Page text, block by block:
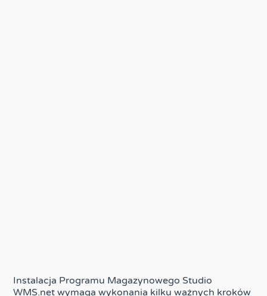
Instalacja Programu Magazynowego Studio
WMS.net wymaga wykonania kilku ważnych kroków